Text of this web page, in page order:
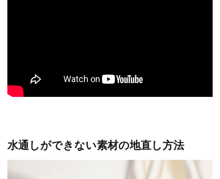
水通しができない素材の地直し方法